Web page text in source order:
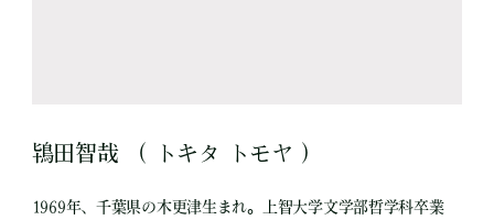
鴇田智哉 （ トキタ トモヤ ）
1969年、千葉県の木更津生まれ。上智大学文学部哲学科卒業